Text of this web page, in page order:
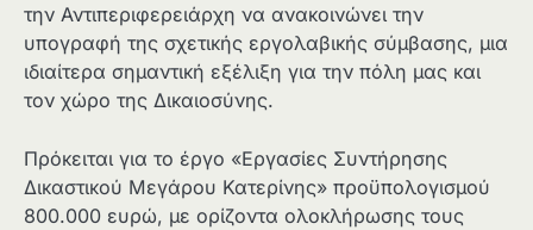
την Αντιπεριφερειάρχη να ανακοινώνει την
υπογραφή της σχετικής εργολαβικής σύμβασης, μια
ιδιαίτερα σημαντική εξέλιξη για την πόλη μας και
τον χώρο της Δικαιοσύνης.
Πρόκειται για το έργο «Εργασίες Συντήρησης
Δικαστικού Μεγάρου Κατερίνης» προϋπολογισμού
800.000 ευρώ, με ορίζοντα ολοκλήρωσης τους